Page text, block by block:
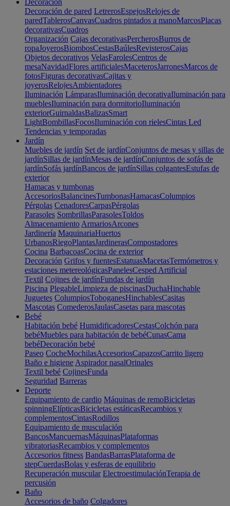
Decoración
Decoración de pared LetrerosEspejosRelojes de
paredTablerosCanvasCuadros pintados a manoMarcosPlacas
decorativasCuadros
Organización Cajas decorativasPercherosBurros de
ropaJoyerosBiombosCestasBaúlesRevisterosCajas
Objetos decorativos VelasFarolesCentros de
mesaNavidadFlores artificialesMaceterosJarronesMarcos de
fotosFiguras decorativasCajitas y
joyerosRelojesAmbientadores
Iluminación LámparasIluminación decorativaIluminación para
mueblesIluminación para dormitorioIluminación
exteriorGuirnaldasBalizasSmart
LightBombillasFocosIluminación con rielesCintas Led
Tendencias y temporadas
Jardín
Muebles de jardín Set de jardínConjuntos de mesas y sillas de
jardínSillas de jardínMesas de jardínConjuntos de sofás de
jardínSofás jardínBancos de jardínSillas colgantesEstufas de
exterior
Hamacas y tumbonas
AccesoriosBalancinesTumbonasHamacasColumpios
Pérgolas CenadoresCarpasPérgolas
Parasoles SombrillasParasolesToldos
Almacenamiento ArmariosArcones
Jardinería MaquinariaHuertos
UrbanosRiegoPlantasJardinerasCompostadores
Cocina BarbacoasCocina de exterior
Decoración Grifos y fuentesEstatuasMacetasTermómetros y
estaciones metereológicasPanelesCesped Artificial
Textil Cojines de jardínFundas de jardín
Piscina PlegableLimpieza de piscinasDuchaHinchable
Juguetes ColumpiosToboganesHinchablesCasitas
Mascotas ComederosJaulasCasetas para mascotas
Bebé
Habitación bebé HumidificadoresCestasColchón para
bebéMuebles para habitación de bebéCunasCama
bebéDecoración bebé
Paseo CocheMochilasAccesoriosCapazosCarrito ligero
Baño e higiene Aspirador nasalOrinales
Textil bebé CojinesFunda
Seguridad Barreras
Deporte
Equipamiento de cardio Máquinas de remoBicicletas
spinningElípticasBicicletas estáticasRecambios y
complementosCintasRodillos
Equipamiento de musculación
BancosMancuernasMáquinasPlataformas
vibratoriasRecambios y complementos
Accesorios fitness BandasBarrasPlataforma de
stepCuerdasBolas y esferas de equilibrio
Recuperación muscular ElectroestimulaciónTerapia de
percusión
Baño
Accesorios de baño Colgadores